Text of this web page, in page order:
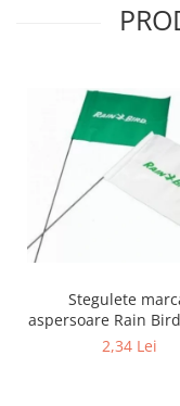
Stegulete
aspersoare Rain Bird
Verde - RainBird
2,34 Lei